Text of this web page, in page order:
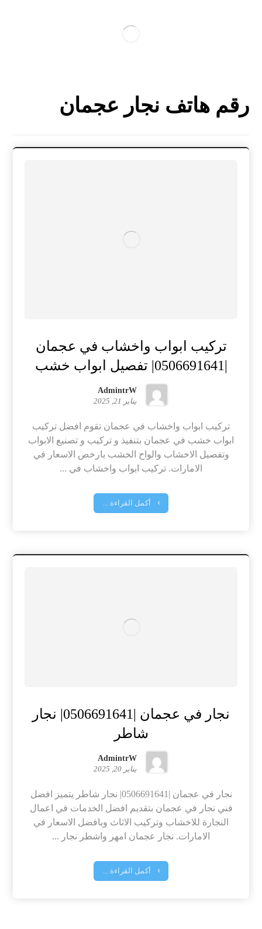
رقم هاتف نجار عجمان
تركيب ابواب واخشاب في عجمان
AdmintrW
يناير 21, 2025
تركيب ابواب واخشاب في عجمان تقوم افضل تركيب
ابواب خشب في عجمان بتنفيذ و تركيب و تصنيع الابواب
وتفصيل الاخشاب والواح الخشب بارخص الاسعار في
الامارات. تركيب ابواب واخشاب في ...
أكمل القراءة ...
نجار في عجمان |0506691641| نجار
شاطر
AdmintrW
يناير 20, 2025
نجار في عجمان |0506691641| نجار شاطر يتميز افضل
فني نجار في عجمان بتقديم افضل الخدمات في اعمال
النجارة للاخشاب وتركيب الاثاث وبافضل الاسعار في
الامارات. نجار عجمان امهر واشطر نجار ...
أكمل القراءة ...